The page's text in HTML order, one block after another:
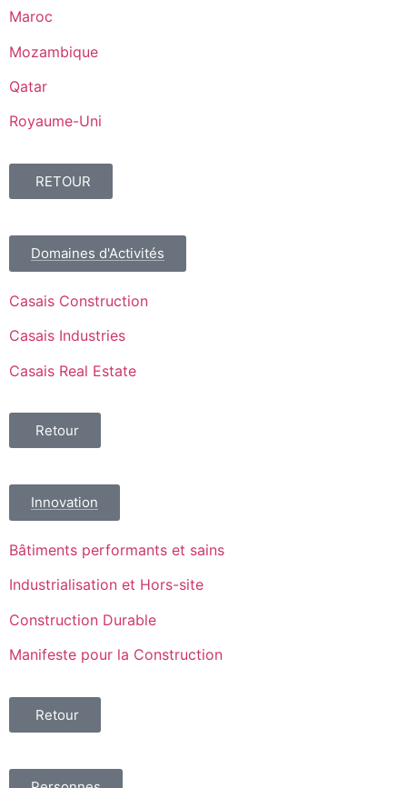
Maroc
Mozambique
Qatar
Royaume-Uni
RETOUR
Domaines d'Activités
Casais Construction
Casais Industries
Casais Real Estate
Retour
Innovation
Bâtiments performants et sains
Industrialisation et Hors-site
Construction Durable
Manifeste pour la Construction
Retour